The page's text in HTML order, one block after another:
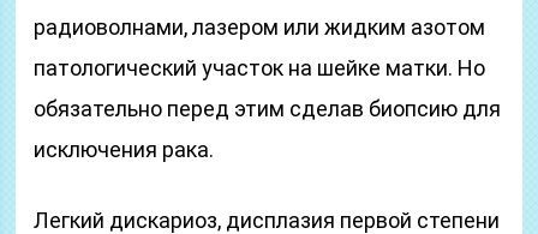
радиоволнами, лазером или жидким азотом
патологический участок на шейке матки. Но
обязательно перед этим сделав биопсию для
исключения рака.
Легкий дискариоз, дисплазия первой степени